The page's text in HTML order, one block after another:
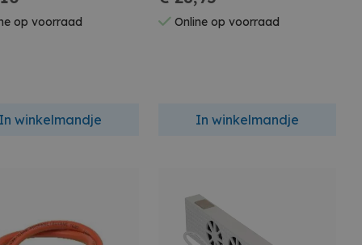
op voorraad
In winkelmandje
Online op voorraad
In winkelmandje